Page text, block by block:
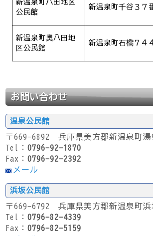
新温泉町八田地区
公民館
新温泉町千谷３７
新温泉町奥八田地
区公民館
新温泉町石橋７４
お問い合わせ
温泉公民館
〒669-6892 兵庫県美方郡新温泉町湯
Tel：0796-92-1870
Fax：0796-92-2392
メール
浜坂公民館
〒669-6792 兵庫県美方郡新温泉町浜
Tel：0796-82-4339
Fax：0796-82-5159